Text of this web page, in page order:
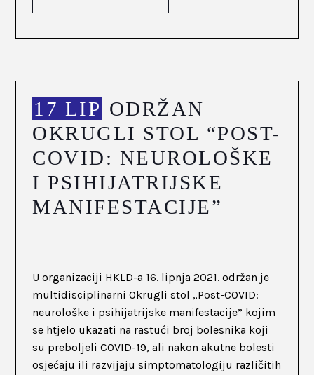
17 LIP ODRŽAN
OKRUGLI STOL “POST-
COVID: NEUROLOŠKE
I PSIHIJATRIJSKE
MANIFESTACIJE”
U organizaciji HKLD-a 16. lipnja 2021. održan je
multidisciplinarni Okrugli stol „Post-COVID:
neurološke i psihijatrijske manifestacije” kojim
se htjelo ukazati na rastući broj bolesnika koji
su preboljeli COVID-19, ali nakon akutne bolesti
osjećaju ili razvijaju simptomatologiju različitih